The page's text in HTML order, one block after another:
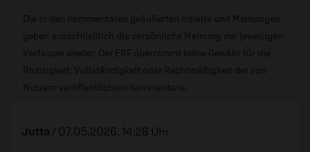
Die in den Kommentaren geäußerten Inhalte und Meinungen
geben ausschließlich die persönliche Meinung der jeweiligen
Verfasser wieder. Der ERF übernimmt keine Gewähr für die
Richtigkeit, Vollständigkeit oder Rechtmäßigkeit der von
Nutzern veröffentlichten Kommentare.
Jutta / 07.05.2026, 14:28 Uhr